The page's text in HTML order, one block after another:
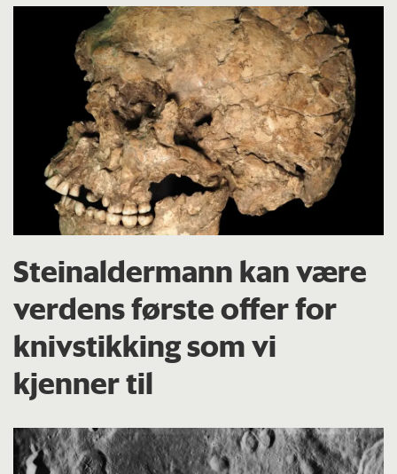
Steinaldermann kan være
verdens første offer for
knivstikking som vi
kjenner til